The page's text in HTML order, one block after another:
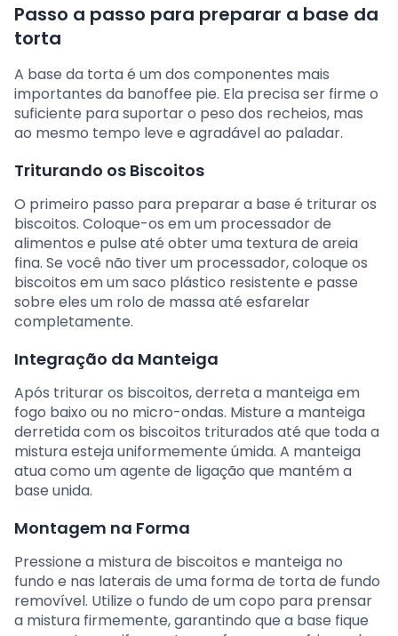
Passo a passo para preparar a base da
torta
A base da torta é um dos componentes mais
importantes da banoffee pie. Ela precisa ser firme o
suficiente para suportar o peso dos recheios, mas
ao mesmo tempo leve e agradável ao paladar.
Triturando os Biscoitos
O primeiro passo para preparar a base é triturar os
biscoitos. Coloque-os em um processador de
alimentos e pulse até obter uma textura de areia
fina. Se você não tiver um processador, coloque os
biscoitos em um saco plástico resistente e passe
sobre eles um rolo de massa até esfarelar
completamente.
Integração da Manteiga
Após triturar os biscoitos, derreta a manteiga em
fogo baixo ou no micro-ondas. Misture a manteiga
derretida com os biscoitos triturados até que toda a
mistura esteja uniformemente úmida. A manteiga
atua como um agente de ligação que mantém a
base unida.
Montagem na Forma
Pressione a mistura de biscoitos e manteiga no
fundo e nas laterais de uma forma de torta de fundo
removível. Utilize o fundo de um copo para prensar
a mistura firmemente, garantindo que a base fique